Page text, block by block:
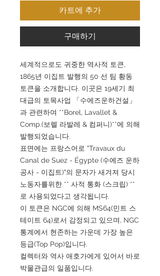
카트에 추가
구매하기
세계적으로도 귀중한 역사적 토큰,
1865년 이집트 발행의 50 선 팀 황동
토큰을 소개합니다. 이곳은 19세기 최
대급의 토목사업 「수에즈운하건설」
과 관련하여 **Borel, Lavallet &
Comp.(보렐 라발레 & 컴퍼니)**에 의해
발행되었습니다.
표면에는 프랑스어로 "Travaux du
Canal de Suez - Égypte (수에즈 운하
공사 - 이집트)"의 문자가 새겨져 당시
노동자를위한 ** 사적 통화 (스크립) **
로 사용되었다고 생각됩니다.
이 토큰은 NGC에 의해 MS64(민트 스
테이트 64)로서 감정되고 있으며, NGC
통계에서 현존하는 가운데 가장 높은
등급(Top Pop)입니다.
컬렉터와 역사 애호가에게 있어서 바로
박물관급의 일품입니다.